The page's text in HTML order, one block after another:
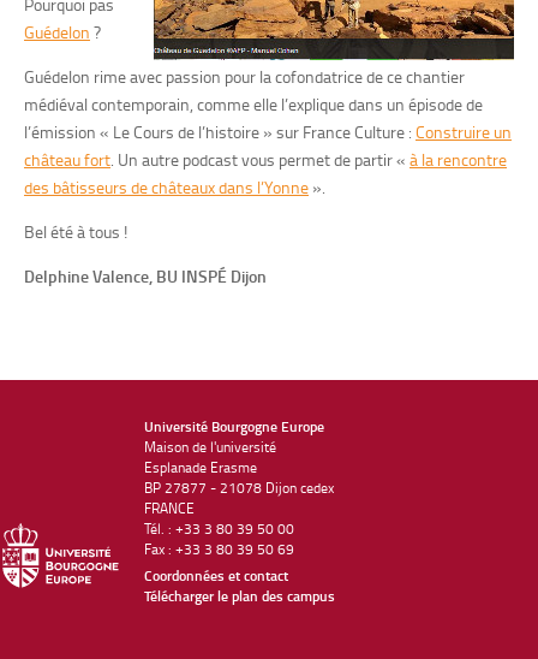
Guédelon ?
Guédelon rime avec passion pour la cofondatrice de ce chantier
médiéval contemporain, comme elle l’explique dans un épisode de
l’émission « Le Cours de l’histoire » sur France Culture : Construire un
château fort . Un autre podcast vous permet de partir « à la rencontre
des bâtisseurs de châteaux dans l’Yonne ».
Bel été à tous !
Delphine Valence, BU INSPÉ Dijon
Université Bourgogne Europe
Maison de l'université
Esplanade Erasme
BP 27877 - 21078 Dijon cedex
FRANCE
Tél. : +33 3 80 39 50 00
Fax : +33 3 80 39 50 69
Coordonnées et contact
Télécharger le plan des campus